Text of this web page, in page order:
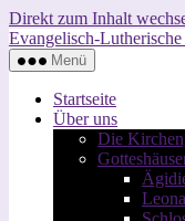
Direkt zum Inhalt
Evangelisch-
Menü
Startseite
Über uns
Die